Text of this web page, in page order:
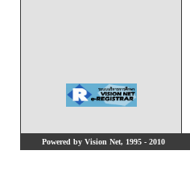
Powered by Vision Net, 1995 - 2010